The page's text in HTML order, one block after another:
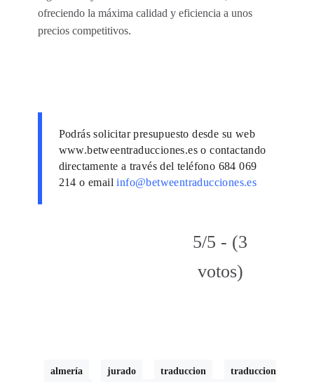
ofreciendo la máxima calidad y eficiencia a unos
precios competitivos.
Podrás solicitar presupuesto desde su web
www.betweentraducciones.es o contactando
directamente a través del teléfono 684 069
214 o emailinfo@betweentraducciones.es
5/5 - (3
votos)
almería jurado traduccion
traduccion